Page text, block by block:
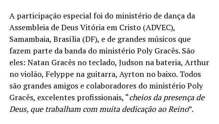
A participação especial foi do ministério de dança da
Assembleia de Deus Vitória em Cristo (ADVEC),
Samambaia, Brasília (DF), e de grandes músicos que
fazem parte da banda do ministério Poly Gracês. São
eles: Natan Gracês no teclado, Judson na bateria, Arthur
no violão, Felyppe na guitarra, Ayrton no baixo. Todos
são grandes amigos e colaboradores do ministério Poly
Gracês, excelentes profissionais, “cheios da presença de
Deus, que trabalham com muita dedicação ao Reino”.